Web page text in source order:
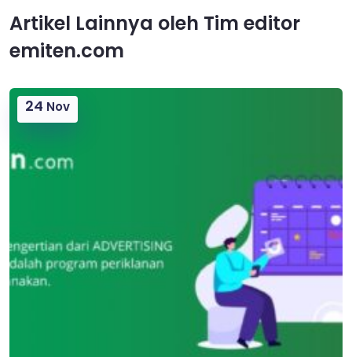
Artikel Lainnya oleh Tim editor
emiten.com
24 Nov